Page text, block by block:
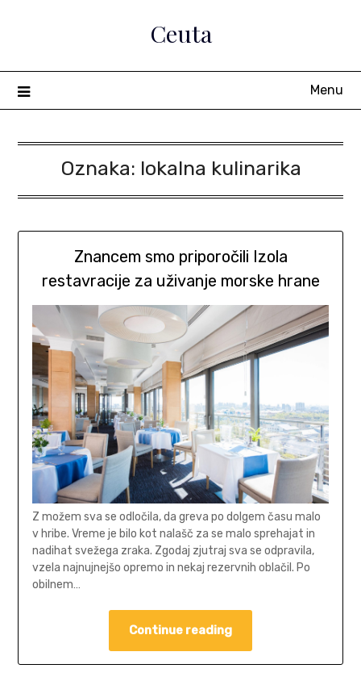
Ceuta
Menu
Oznaka: lokalna kulinarika
Znancem smo priporočili Izola
restavracije za uživanje morske hrane
Z možem sva se odločila, da greva po dolgem času malo
v hribe. Vreme je bilo kot nalašč za se malo sprehajat in
nadihat svežega zraka. Zgodaj zjutraj sva se odpravila,
vzela najnujnejšo opremo in nekaj rezervnih oblačil. Po
obilnem…
Continue reading